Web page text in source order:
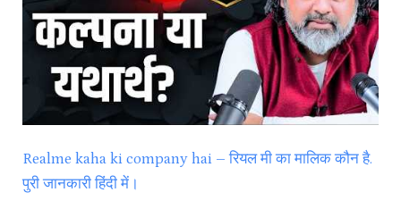
Realme kaha ki company hai – रियल मी का मालिक कौन है.
पुरी जानकारी हिंदी में।